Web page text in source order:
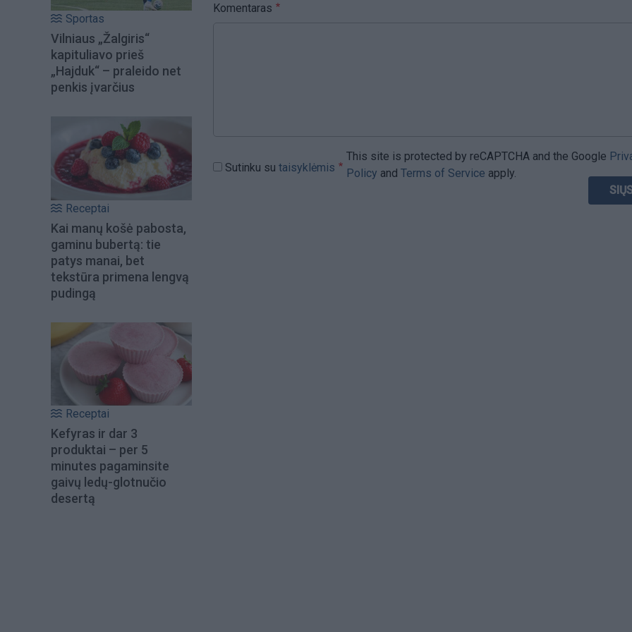
Sportas
Vilniaus „Žalgiris“
kapituliavo prieš
„Hajduk“ – praleido net
penkis įvarčius
Receptai
Kai manų košė pabosta,
gaminu bubertą: tie
patys manai, bet
tekstūra primena lengvą
pudingą
Receptai
Kefyras ir dar 3
produktai – per 5
minutes pagaminsite
gaivų ledų-glotnučio
desertą
Komentaras
Sutinku su taisyklėmis
This site is protected by reCAPTCHA and the Google
Policy and Terms of Service apply.